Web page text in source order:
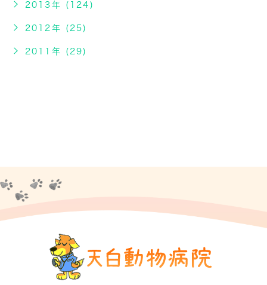
2013年 (124)
2012年 (25)
2011年 (29)